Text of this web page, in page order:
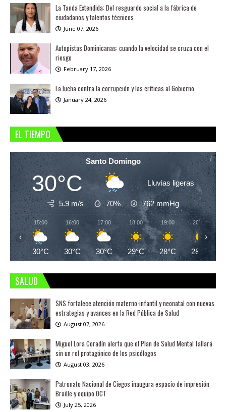
La Tanda Extendida: Del resguardo social a la fábrica de
ciudadanos y talentos técnicos
June 07, 2026
Autopistas Dominicanas: cuando la velocidad se cruza con el
riesgo
February 17, 2026
La lucha contra la corrupción y las críticas al Gobierno
January 24, 2026
EL TIEMPO
Santo Domingo
30°C Lluvias ligeras
5.9 m/s 70% 762mmHg
15:00
30°C
16:00
30°C
17:00
30°C
18:00
29°C
19:00
28°C
20:00
28°C
‹ ›
SALUD
SNS fortalece atención materno-infantil y neonatal con nuevas
estrategias y avances en la Red Pública de Salud
August 07, 2026
Miguel Lora Coradín alerta que el Plan de Salud Mental fallará
sin un rol protagónico de los psicólogos
August 03, 2026
Patronato Nacional de Ciegos inaugura espacio de impresión
Braille y equipo OCT
July 25, 2026